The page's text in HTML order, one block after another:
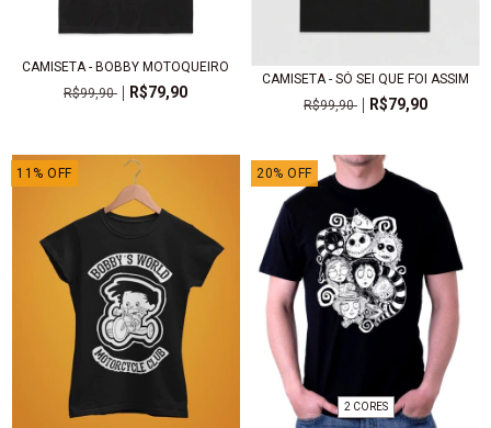
CAMISETA - BOBBY MOTOQUEIRO
R$99,90
R$79,90
CAMISETA - SÓ SEI QUE FOI ASSIM
R$99,90
R$79,90
11 % OFF 20% OFF
2 CORES